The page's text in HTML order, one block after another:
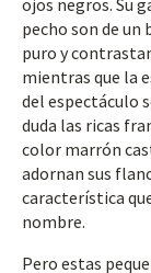
ojos negros. Su
pecho son de un
puro y
mientras que la
del espectáculo
duda las ricas
color marrón
adornan sus
característica
nombre.
Pero estas